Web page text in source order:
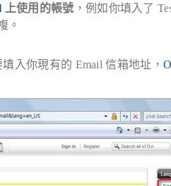
上使用的帳號 ，例如你填入了
。
填入你現有的 Email 信箱地址，